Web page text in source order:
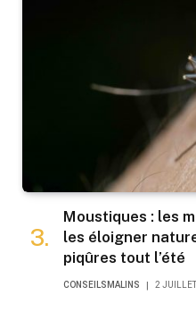
Moustiques : les
les éloigner
piqûres tout l’été
CONSEILSMALINS 2